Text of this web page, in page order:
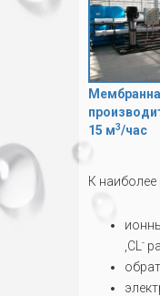
15 м3/час
К
,CL -